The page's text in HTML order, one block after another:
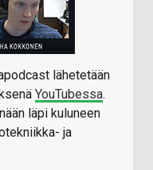
lähetetään
YouTubessa.
läpi kuluneen
ja